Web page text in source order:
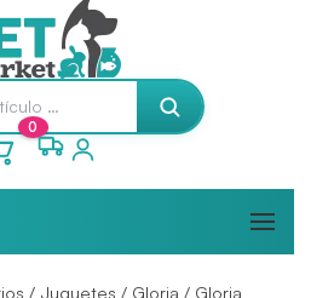
0
/ Juguetes / Gloria / Gloria